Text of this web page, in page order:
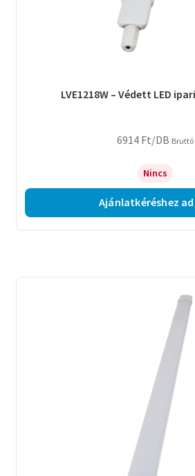
LVE1218W – Védett LED
6914 Ft/DB Bruttó
Nincs
Ajánlatkéréshez